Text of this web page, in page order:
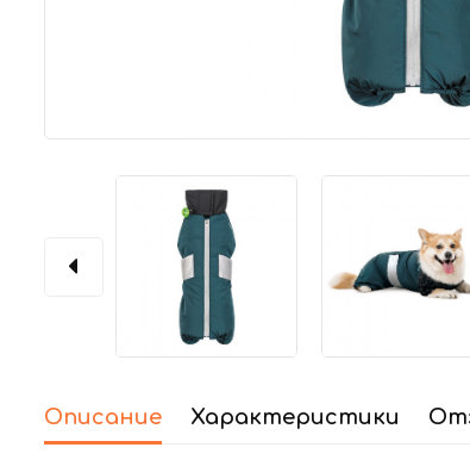
Описание Характеристики